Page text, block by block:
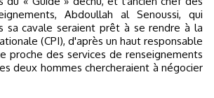
Abdoullah al Senoussi, qui
sa cavale seraient prêt à se rendre à la
(CPI), d'après un haut responsable
proche des services de renseignements
deux hommes chercheraient à négocier